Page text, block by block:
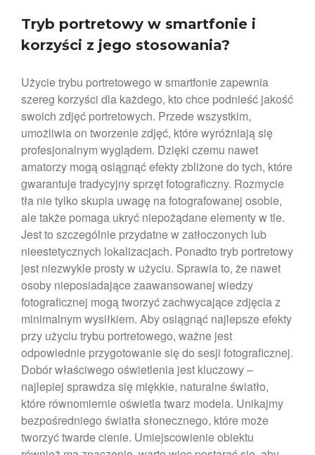
sierpień 2023
lipiec 2023
maj 2023
kwiecień 2023
marzec 2023
luty 2023
styczeń 2023
grudzień 2022
listopad 2022
październik 2022
wrzesień 2022
luty 2021
styczeń 2021
listopad 2020
październik 2020
wrzesień 2020
sierpień 2020
lipiec 2020
czerwiec 2020
Tryb portretowy w smartfonie i
korzyści z jego stosowania?
Użycie trybu portretowego w smartfonie zapewnia
szereg korzyści dla każdego, kto chce podnieść jakość
swoich zdjęć portretowych. Przede wszystkim,
umożliwia on tworzenie zdjęć, które wyróżniają się
profesjonalnym wyglądem. Dzięki czemu nawet
amatorzy mogą osiągnąć efekty zbliżone do tych, które
gwarantuje tradycyjny sprzęt fotograficzny. Rozmycie
tła nie tylko skupia uwagę na fotografowanej osobie,
ale także pomaga ukryć niepożądane elementy w tle.
Jest to szczególnie przydatne w zatłoczonych lub
nieestetycznych lokalizacjach. Ponadto tryb portretowy
jest niezwykle prosty w użyciu. Sprawia to, że nawet
osoby nieposiadające zaawansowanej wiedzy
fotograficznej mogą tworzyć zachwycające zdjęcia z
minimalnym wysiłkiem. Aby osiągnąć najlepsze efekty
przy użyciu trybu portretowego, ważne jest
odpowiednie przygotowanie się do sesji fotograficznej.
Dobór właściwego oświetlenia jest kluczowy –
najlepiej sprawdza się miękkie, naturalne światło,
które równomiernie oświetla twarz modela. Unikajmy
bezpośredniego światła słonecznego, które może
tworzyć twarde cienie. Umiejscowienie obiektu